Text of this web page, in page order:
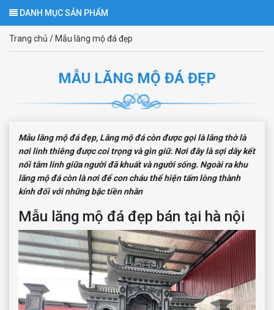
DANH MỤC SẢN PHẨM
Trang chủ / Mẫu lăng mộ đá đẹp
MẪU LĂNG MỘ ĐÁ ĐẸP
Mẫu lăng mộ đá đẹp, Lăng mộ đá còn được gọi là lăng thờ là
nơi linh thiêng được coi trọng và gìn giữ. Nơi đây là sợi dây kết
nối tâm linh giữa người đã khuất và người sống. Ngoài ra khu
lăng mộ đá còn là nơi để con cháu thể hiện tấm lòng thành
kính đối với những bậc tiền nhân
Mẫu lăng mộ đá đẹp bán tại hà nội